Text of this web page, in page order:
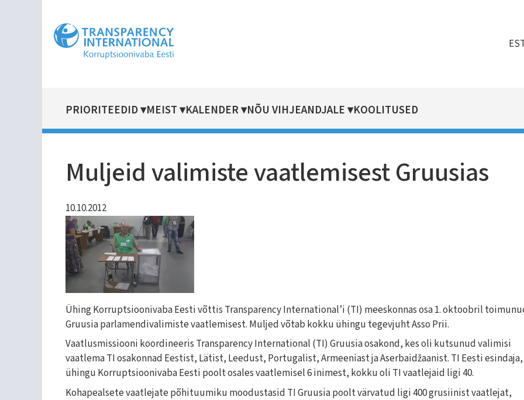
MAIN
PRIORITEEDID MEIST KALENDER NÕU VIHJEANDJALE KOOLITUSED
Muljeid valimiste vaatlemisest Gruusias
10.10.2012
Ühing Korruptsioonivaba Eesti võttis Transparency International’i (TI) meeskonnas osa 1. oktoobril
Gruusia parlamendivalimiste vaatlemisest. Muljed võtab kokku ühingu tegevjuht Asso Prii.
Vaatlusmissiooni koordineeris Transparency International (TI) Gruusia osakond, kes oli kutsunud valimisi
vaatlema TI osakonnad Eestist, Lätist, Leedust, Portugalist, Armeeniast ja Aserbaidžaanist. TI Eesti esindaja,
ühingu Korruptsioonivaba Eesti poolt osales vaatlemisel 6 inimest, kokku oli TI vaatlejaid ligi 40.
Kohapealsete vaatlejate põhituumiku moodustasid TI Gruusia poolt värvatud ligi 400 grusiinist vaatlejat,